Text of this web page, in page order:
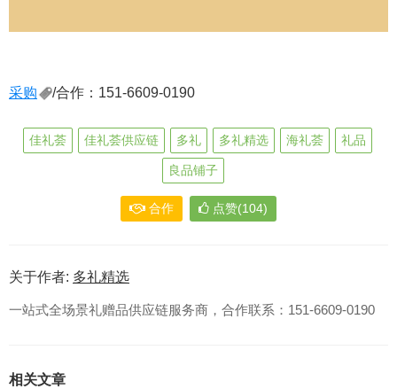
采购 /合作：151-6609-0190
佳礼荟 佳礼荟供应链 多礼 多礼精选 海礼荟 礼品
良品铺子
合作 点赞(104)
关于作者: 多礼精选
一站式全场景礼赠品供应链服务商，合作联系：151-6609-0190
相关文章